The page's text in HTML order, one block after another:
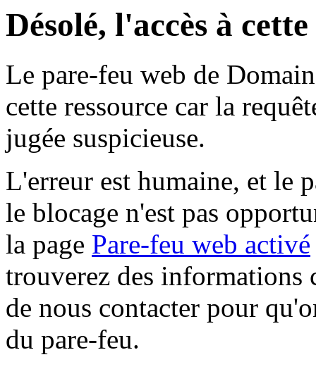
Désolé, l'accès à
Le pare-feu web de
cette ressource car la
jugée suspicieuse.
L'erreur est humaine, et le
le blocage n'est pas
la page Pare-feu web activé
trouverez des informations
de nous contacter pour
du pare-feu.